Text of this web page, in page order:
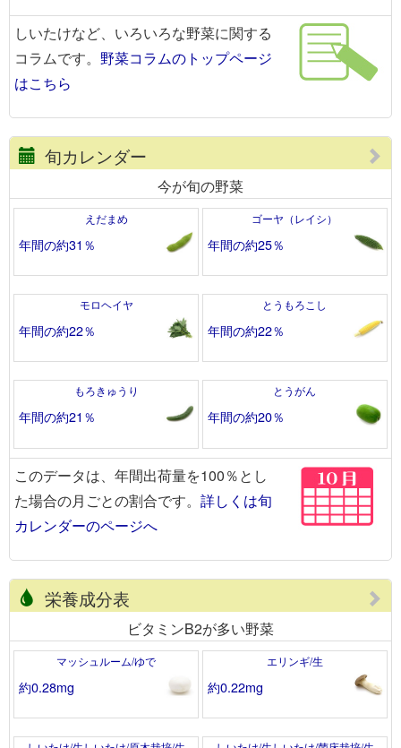
しいたけなど、いろいろな野菜に関する
コラムです。 野菜コラムのトップページ
はこちら
旬カレンダー
今が旬の野菜
えだまめ
年間の約31％
ゴーヤ（レイシ）
年間の約25％
モロヘイヤ
年間の約22％
とうもろこし
年間の約22％
もろきゅうり
年間の約21％
とうがん
年間の約20％
このデータは、年間出荷量を100％とし
た場合の月ごとの割合です。 詳しくは旬
カレンダーのページへ
栄養成分表
ビタミンB2が多い野菜
マッシュルーム/ゆで
約0.28mg
エリンギ/生
約0.22mg